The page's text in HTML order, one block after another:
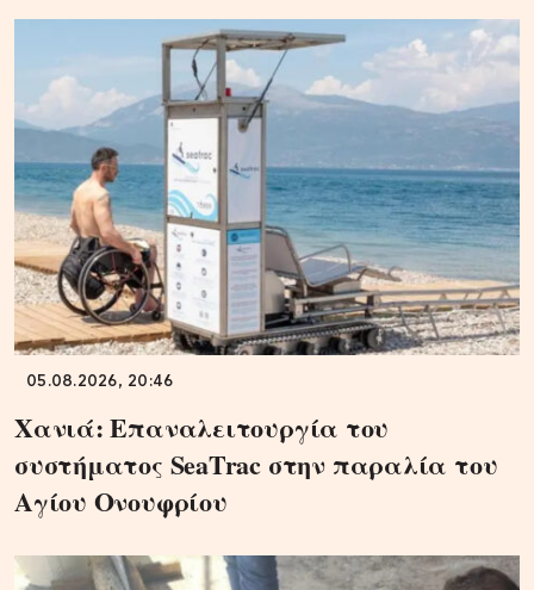
05.08.2026, 20:46
Χανιά: Επαναλειτουργία του
συστήματος SeaTrac στην παραλία του
Αγίου Ονουφρίου